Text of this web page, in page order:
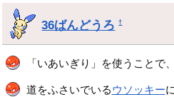
36ばんどうろ †
「いあいぎり」を使うことで、
道をふさいでいるウソッキー